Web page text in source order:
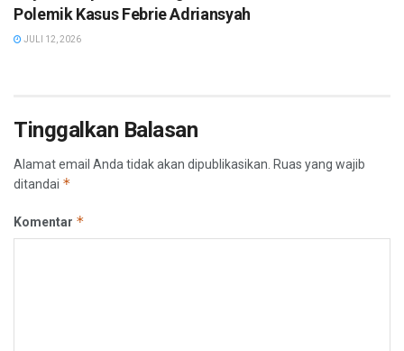
Polemik Kasus Febrie Adriansyah
JULI 12, 2026
Tinggalkan Balasan
Alamat email Anda tidak akan dipublikasikan. Ruas yang wajib
ditandai *
Komentar *